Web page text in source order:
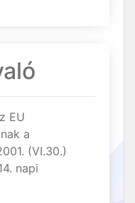
EU
a
(VI.30.)
napi